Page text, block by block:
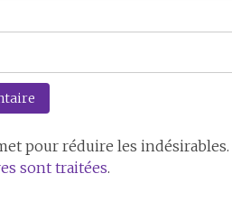
pour réduire les indésirables.
sont traitées.